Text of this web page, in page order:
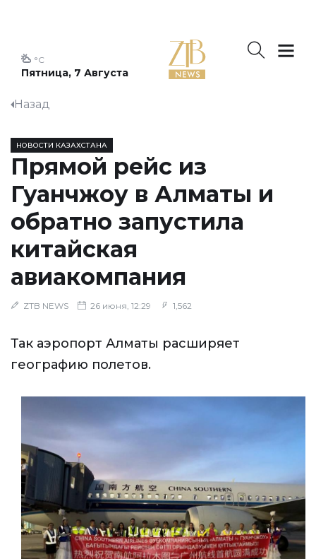
Пятница, 7 Августа
°C
Назад
НОВОСТИ КАЗАХСТАНА
Прямой рейс из
Гуанчжоу в Алматы и
обратно запустила
китайская
авиакомпания
ZTB NEWS 26 июня, 12:29 1,562
Так аэропорт Алматы расширяет
географию полетов.